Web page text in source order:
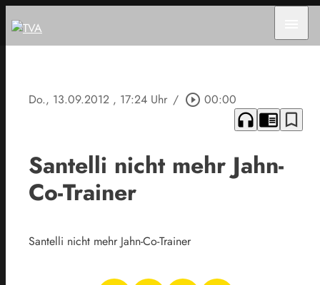
Do., 13.09.2012 , 17:24 Uhr / play_circle_outline 00:00
headphones chrome_reader_mode bookmark_border
Santelli nicht mehr Jahn-
Co-Trainer
Santelli nicht mehr Jahn-Co-Trainer